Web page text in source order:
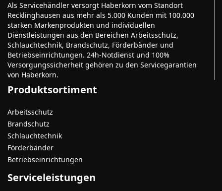
Als Servicehändler versorgt Haberkorn vom Standort
Recklinghausen aus mehr als 5.000 Kunden mit 100.000
starken Markenprodukten und individuellen
Dienstleistungen aus den Bereichen Arbeitsschutz,
Schlauchtechnik, Brandschutz, Förderbänder und
Betriebseinrichtungen. 24h-Notdienst und 100%
Versorgungssicherheit gehören zu den Servicegarantien
von Haberkorn.
Produktsortiment
Arbeitsschutz
Brandschutz
Schlauchtechnik
Förderbänder
Betriebseinrichtungen
Serviceleistungen